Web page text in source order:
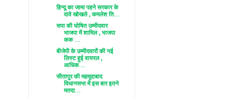
हिन्दू का जामा पहने सरकार के
दावे खोखले , कमलेश ति...
सपा की घोषित उम्मीदवार
भाजपा में शामिल , भाजपा
कक ...
बीजेपी के उम्मीदवारों की नई
लिस्ट हुई वायरल ,
आधिक...
सीतापुर की महमूदाबाद
विधानसभा में इस बार इतने
मतदा...